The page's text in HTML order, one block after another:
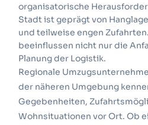
organisatorische
Stadt ist geprägt von
und teilweise engen
beeinflussen nicht nur die
Planung der Logistik.
Regionale
der näheren Umgebung
Gegebenheiten,
Wohnsituationen vor Ort. Ob